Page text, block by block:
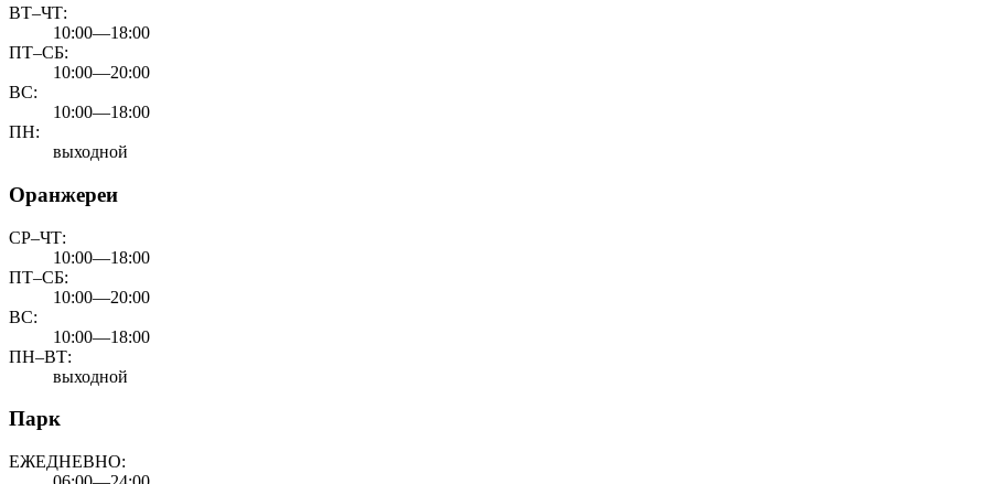
ВТ–ЧТ:
10:00—18:00
ПТ–СБ:
10:00—20:00
ВС:
10:00—18:00
ПН:
выходной
Оранжереи
СР–ЧТ:
10:00—18:00
ПТ–СБ:
10:00—20:00
ВС:
10:00—18:00
ПН–ВТ:
выходной
Парк
ЕЖЕДНЕВНО: